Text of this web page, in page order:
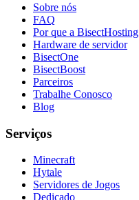
Sobre nós
FAQ
Por que a BisectHosting
Hardware de servidor
BisectOne
BisectBoost
Parceiros
Trabalhe Conosco
Blog
Serviços
Minecraft
Hytale
Servidores de Jogos
Dedicado